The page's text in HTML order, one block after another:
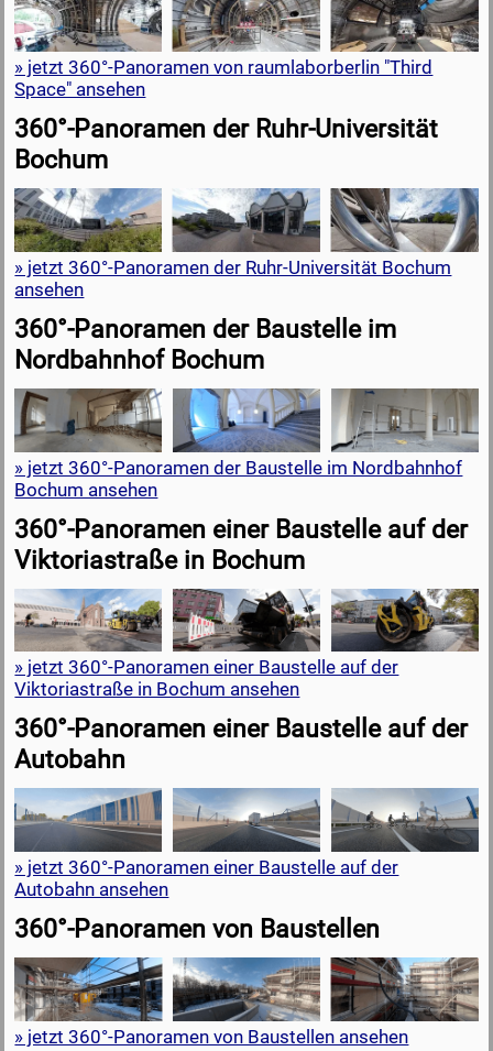
» jetzt 360°-Panoramen von raumlaborberlin "Third
Space" ansehen
360°-Panoramen der Ruhr-Universität
Bochum
» jetzt 360°-Panoramen der Ruhr-Universität Bochum
ansehen
360°-Panoramen der Baustelle im
Nordbahnhof Bochum
» jetzt 360°-Panoramen der Baustelle im Nordbahnhof
Bochum ansehen
360°-Panoramen einer Baustelle auf der
Viktoriastraße in Bochum
» jetzt 360°-Panoramen einer Baustelle auf der
Viktoriastraße in Bochum ansehen
360°-Panoramen einer Baustelle auf der
Autobahn
» jetzt 360°-Panoramen einer Baustelle auf der
Autobahn ansehen
360°-Panoramen von Baustellen
» jetzt 360°-Panoramen von Baustellen ansehen